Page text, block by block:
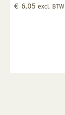
€ 6,05 excl. BTW